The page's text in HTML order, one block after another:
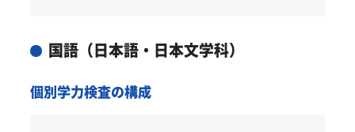
国語（日本語・日本文学科）
個別学力検査の構成